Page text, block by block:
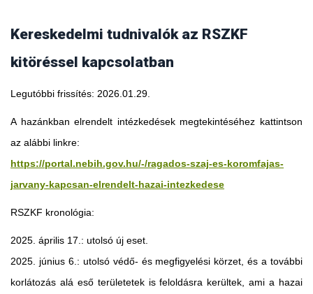
Kereskedelmi tudnivalók az RSZKF
kitöréssel kapcsolatban
Legutóbbi frissítés: 2026.01.29.
A hazánkban elrendelt intézkedések megtekintéséhez kattintson
az alábbi linkre:
https://portal.nebih.gov.hu/-/ragados-szaj-es-koromfajas-
jarvany-kapcsan-elrendelt-hazai-intezkedese
RSZKF kronológia:
2025. április 17.: utolsó új eset.
2025. június 6.: utolsó védő- és megfigyelési körzet, és a további
korlátozás alá eső területetek is feloldásra kerültek, ami a hazai
Georgia